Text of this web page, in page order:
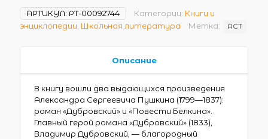
АРТИКУЛ: РТ-00092744 Категории: Книги и
энциклопедии Школьная литература Метка: АСТ
Описание
В книгу вошли два выдающихся произведения
Александра Сергеевича Пушкина (1799—1837):
роман «Дубровский» и «Повести Белкина».
Главный герой романа «Дубровский» (1833),
Владимир Дубровский, — благородный